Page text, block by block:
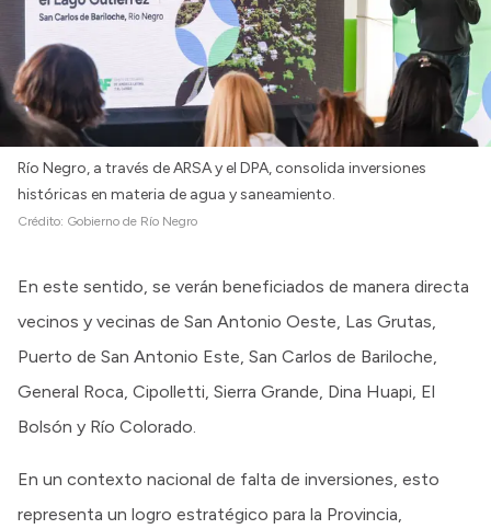
Intranet
Login
Río Negro, a través de ARSA y el DPA, consolida inversiones
históricas en materia de agua y saneamiento.
Crédito: Gobierno de Río Negro
En este sentido, se verán beneficiados de manera directa
vecinos y vecinas de San Antonio Oeste, Las Grutas,
Puerto de San Antonio Este, San Carlos de Bariloche,
General Roca, Cipolletti, Sierra Grande, Dina Huapi, El
Bolsón y Río Colorado.
En un contexto nacional de falta de inversiones, esto
representa un logro estratégico para la Provincia,